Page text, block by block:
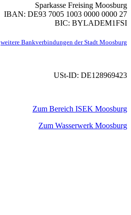
Sparkasse Freising Moosburg
IBAN: DE93 7005 1003 0000 0000 27
BIC: BYLADEM1FSI
weitere Bankverbindungen der Stadt Moosburg
USt-ID: DE128969423
Zum Bereich ISEK Moosburg
Zum Wasserwerk Moosburg